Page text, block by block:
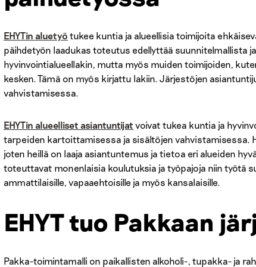
EHYTin aluetyö tukee kuntia ja alueellisia toimijoita
päihdetyön laadukas toteutus edellyttää suunnitelmallista
hyvinvointialueellakin, mutta myös muiden toimijoiden,
kesken. Tämä on myös kirjattu lakiin. Järjestöjen
vahvistamisessa.
EHYTin alueelliset asiantuntijat voivat tukea kuntia ja
tarpeiden kartoittamisessa ja sisältöjen vahvistamisessa.
joten heillä on laaja asiantuntemus ja tietoa eri alueiden
toteuttavat monenlaisia koulutuksia ja työpajoja niin työtä
ammattilaisille, vapaaehtoisille ja myös kansalaisille.
EHYT tuo Pakkaan
Pakka-toimintamalli on paikallisten alkoholi-, tupakka- ja